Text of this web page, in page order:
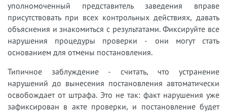
уполномоченный представитель заведения вправе
присутствовать при всех контрольных действиях, давать
объяснения и знакомиться с результатами. Фиксируйте все
нарушения процедуры проверки - они могут стать
основанием для отмены постановления.
Типичное заблуждение - считать, что устранение
нарушений до вынесения постановления автоматически
освобождает от штрафа. Это не так: факт нарушения уже
зафиксирован в акте проверки, и постановление будет